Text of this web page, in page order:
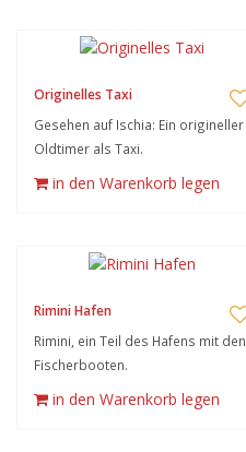
Originelles Taxi
Gesehen auf Ischia: Ein origineller
Oldtimer als Taxi.
in den Warenkorb legen
Rimini Hafen
Rimini, ein Teil des Hafens mit den
Fischerbooten.
in den Warenkorb legen